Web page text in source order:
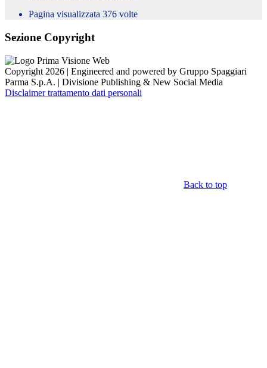
Pagina visualizzata 376 volte
Sezione Copyright
Copyright 2026 | Engineered and powered by Gruppo Spaggiari
Parma S.p.A. | Divisione Publishing & New Social Media
Disclaimer trattamento dati personali
Back to top